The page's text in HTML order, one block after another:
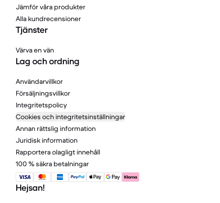
Jämför våra produkter
Alla kundrecensioner
Tjänster
Värva en vän
Lag och ordning
Användarvillkor
Försäljningsvillkor
Integritetspolicy
Cookies och integritetsinställningar
Annan rättslig information
Juridisk information
Rapportera olagligt innehåll
100 % säkra betalningar
Hejsan!